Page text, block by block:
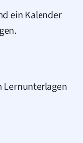
ein Kalender
Lernunterlagen